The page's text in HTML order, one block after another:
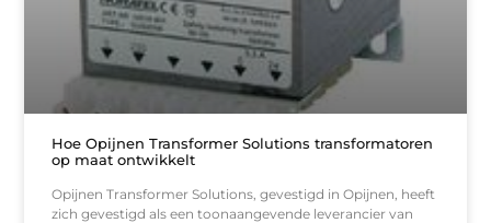
Hoe Opijnen Transformer Solutions transformatoren
op maat ontwikkelt
Opijnen Transformer Solutions, gevestigd in Opijnen, heeft
zich gevestigd als een toonaangevende leverancier van